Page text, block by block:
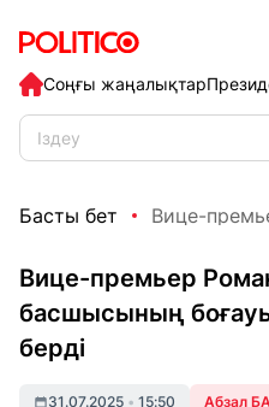
Соңғы жаңалықтар
Басты бет Вице-
Вице-премьер
басшысының
берді
31.07.2025 • 15:50 Абзал